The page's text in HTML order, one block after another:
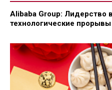
Alibaba Group: Лидерство
технологические